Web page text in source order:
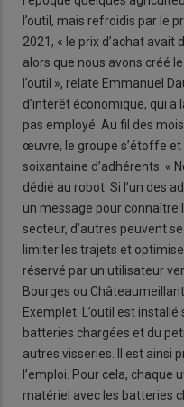
l’outil, mais refroidis par le
2021, « le prix d’achat avait
alors que nous avons créé
l’outil », relate Emmanuel
d’intérêt économique, qui a
pas employé. Au fil des
œuvre, le groupe s’étoffe
soixantaine d’adhérents. «
dédié au robot. Si l’un des
un message pour connaître
secteur, d’autres peuvent
limiter les trajets et
réservé par un utilisateur
Bourges ou
Exemplet. L’outil est
batteries chargées et du
autres visseries. Il est ainsi
l’emploi. Pour cela,
matériel avec les batteries